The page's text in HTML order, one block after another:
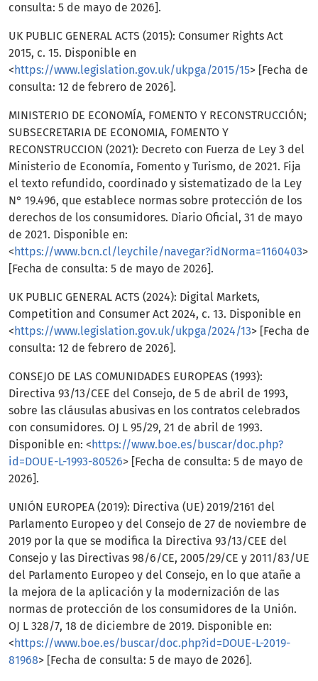
consulta: 5 de mayo de 2026].
UK PUBLIC GENERAL ACTS (2015): Consumer Rights Act
2015, c. 15. Disponible en
< https://www.legislation.gov.uk/ukpga/2015/15> [Fecha de
consulta: 12 de febrero de 2026].
MINISTERIO DE ECONOMÍA, FOMENTO Y RECONSTRUCCIÓN;
SUBSECRETARIA DE ECONOMIA, FOMENTO Y
RECONSTRUCCION (2021): Decreto con Fuerza de Ley 3 del
Ministerio de Economía, Fomento y Turismo, de 2021. Fija
el texto refundido, coordinado y sistematizado de la Ley
N° 19.496, que establece normas sobre protección de los
derechos de los consumidores. Diario Oficial, 31 de mayo
de 2021. Disponible en:
< https://www.bcn.cl/leychile/navegar?idNorma=1160403>
[Fecha de consulta: 5 de mayo de 2026].
UK PUBLIC GENERAL ACTS (2024): Digital Markets,
Competition and Consumer Act 2024, c. 13. Disponible en
< https://www.legislation.gov.uk/ukpga/2024/13> [Fecha de
consulta: 12 de febrero de 2026].
CONSEJO DE LAS COMUNIDADES EUROPEAS (1993):
Directiva 93/13/CEE del Consejo, de 5 de abril de 1993,
sobre las cláusulas abusivas en los contratos celebrados
con consumidores. OJ L 95/29, 21 de abril de 1993.
Disponible en: < https://www.boe.es/buscar/doc.php?
id=DOUE-L-1993-80526> [Fecha de consulta: 5 de mayo de
2026].
UNIÓN EUROPEA (2019): Directiva (UE) 2019/2161 del
Parlamento Europeo y del Consejo de 27 de noviembre de
2019 por la que se modifica la Directiva 93/13/CEE del
Consejo y las Directivas 98/6/CE, 2005/29/CE y 2011/83/UE
del Parlamento Europeo y del Consejo, en lo que atañe a
la mejora de la aplicación y la modernización de las
normas de protección de los consumidores de la Unión.
OJ L 328/7, 18 de diciembre de 2019. Disponible en:
< https://www.boe.es/buscar/doc.php?id=DOUE-L-2019-
81968> [Fecha de consulta: 5 de mayo de 2026].